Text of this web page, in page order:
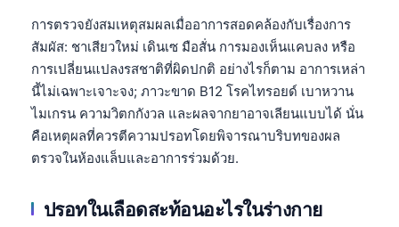
การตรวจยังสมเหตุสมผลเมื่ออาการสอดคล้องกับเรื่องการ
สัมผัส: ชาเสียวใหม่ เดินเซ มือสั่น การมองเห็นแคบลง หรือ
การเปลี่ยนแปลงรสชาติที่ผิดปกติ อย่างไรก็ตาม อาการเหล่า
นี้ไม่เฉพาะเจาะจง; ภาวะขาด B12 โรคไทรอยด์ เบาหวาน
ไมเกรน ความวิตกกังวล และผลจากยาอาจเลียนแบบได้ นั่น
คือเหตุผลที่ควรตีความปรอทโดยพิจารณาบริบทของผล
ตรวจในห้องแล็บและอาการร่วมด้วย.
ปรอทในเลือดสะท้อนอะไรในร่างกาย